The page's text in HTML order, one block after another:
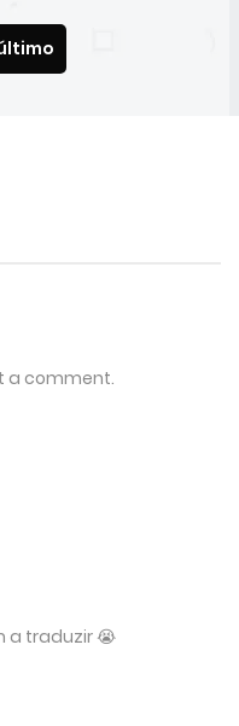
a comment.
a traduzir 😭